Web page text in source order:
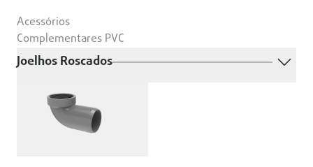
Acessórios
Complementares PVC
Joelhos Roscados